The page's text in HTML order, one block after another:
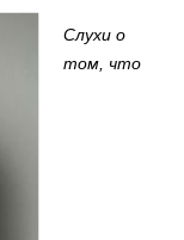
Слухи о
том, что